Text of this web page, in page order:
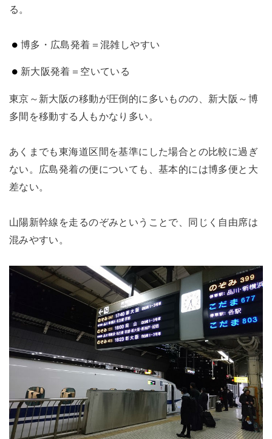
る。
博多・広島発着＝混雑しやすい
新大阪発着＝空いている
東京～新大阪の移動が圧倒的に多いものの、新大阪～博
多間を移動する人もかなり多い。
あくまでも東海道区間を基準にした場合との比較に過ぎ
ない。広島発着の便についても、基本的には博多便と大
差ない。
山陽新幹線を走るのぞみということで、同じく自由席は
混みやすい。